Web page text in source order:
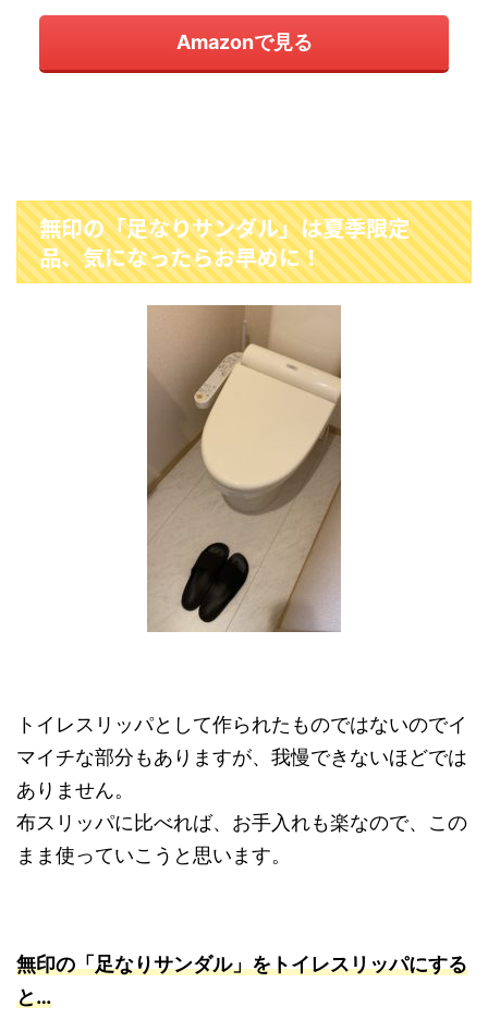
Amazonで見る
無印の「足なりサンダル」は夏季限定
品、気になったらお早めに！
トイレスリッパとして作られたものではないのでイ
マイチな部分もありますが、我慢できないほどでは
ありません。
布スリッパに比べれば、お手入れも楽なので、この
まま使っていこうと思います。
無印の「足なりサンダル」をトイレスリッパにする
と…